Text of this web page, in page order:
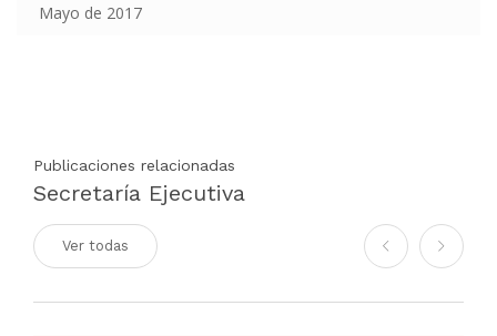
Mayo de 2017
Publicaciones relacionadas
Secretaría Ejecutiva
Ver todas